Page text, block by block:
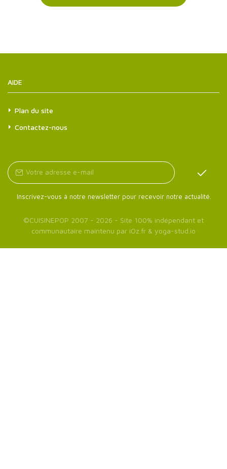
AIDE
Plan du site
Contactez-nous
Inscrivez-vous à notre newsletter pour recevoir notre actualité.
©CUISINEPOP 2007 - 2026 - Site 100% indépendant et
communautaire maintenu par iOz.fr & yoga-stud.io